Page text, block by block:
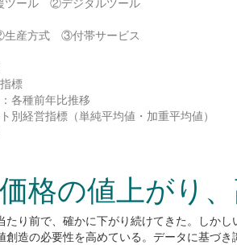
ル ②デジタルツール
式 ③付帯サービス
標
各種前年比推移
別経営指標（単純平均値・加重平均値）
格の値上がり
たり前で、確かに下がり続けてきた。しか
造の必要性を高めている。データに基づき